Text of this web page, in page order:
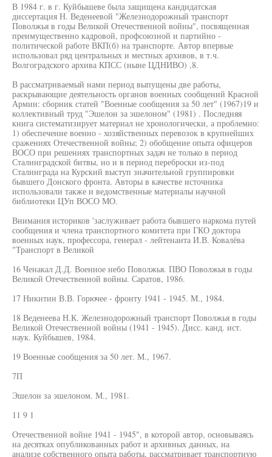
В 1984 г. в г. Куйбышеве была защищена кандидатская
диссертация Н. Веденеевой "Железнодорожный транспорт
Поволжья в годы Великой Отечественной войны", посвященная
преимущественно кадровой, профсоюзной и партийно -
политической работе ВКП(б) на транспорте. Автор впервые
использовал ряд центральных и местных архивов, в т.ч.
Волгоградского архива КПСС (ныне ЦДНИВО) ,8.
В рассматриваемый нами период выпущены две работы,
раскрывающие деятельность органов военных сообщений Красной
Армии: сборник статей "Военные сообщения за 50 лет" (1967)19 и
коллективный труд "Эшелон за эшелоном" (1981) . Последняя
книга систематизирует материал не хронологически, а проблемно:
1) обеспечение военно - хозяйственных перевозок в крупнейших
сражениях Отечественной войны; 2) обобщение опыта офицеров
ВОСО при решениях транспортных задач не только в период
Сталинградской битвы, но и в период переброски из-под
Сталинграда на Курский выступ значительной группировки
бывшего Донского фронта. Авторы в качестве источника
использовали также и ведомственные материалы научной
библиотеки ЦУп ВОСО МО.
Внимания историков 'заслуживает работа бывшего наркома путей
сообщения и члена транспортного комитета при ГКО доктора
военных наук, профессора, генерал - лейтенанта И.В. Ковалёва
"Транспорт в Великой
16 Ченакал Д.Д. Военное небо Поволжья. ПВО Поволжья в годы
Великой Отечественной войны. Саратов, 1986.
17 Никитин В.В. Горючее - фронту 1941 - 1945. М., 1984.
18 Веденеева Н.К. Железнодорожный транспорт Поволжья в годы
Великой Отечественной войны (1941 - 1945). Дисс. канд. ист.
наук. Куйбышев, 1984.
19 Военные сообщения за 50 лет. М., 1967.
7П
Эшелон за эшелоном. М., 1981.
11 9 1
Отечественной войне 1941 - 1945", в которой автор, основываясь
на десятках опубликованных работ и архивных данных, на
анализе собственного опыта работы, рассматривает транспортную